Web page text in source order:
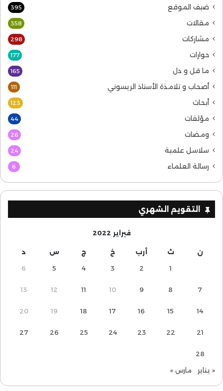
ضيف الموقع 395
مقالات 358
مشاركات 298
حوارات 177
ما قل و دل 165
أصحاب و تلامذة الأستاذ الريسوني 111
أبحاث 123
مؤلفات 44
ومضات 26
سلاسل علمية 24
رسالة العلماء 6
التقويم الشهري
فبراير 2022
ن ث أرب خ ج س د
1
2
3
4
5
6
7
8
9
10
11
12
13
14
15
16
17
18
19
20
21
22
23
24
25
26
27
28
« يناير مارس »